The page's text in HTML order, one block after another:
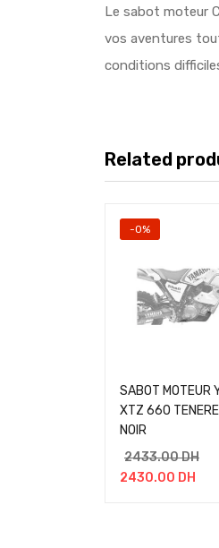
Le sabot moteur
vos aventures
conditions
Related
-0%
SABOT MOTEUR
XTZ 660
NOIR
2433.00DH
2430.00 DH